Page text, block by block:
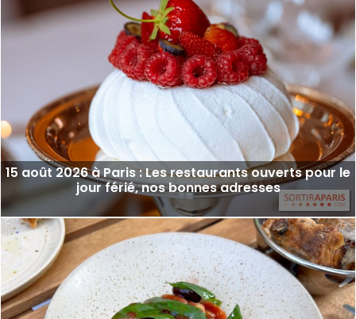
15 août 2026 à Paris : Les restaurants ouverts pour le
jour férié, nos bonnes adresses